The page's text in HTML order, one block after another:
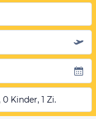
0 Kinder, 1 Zi.